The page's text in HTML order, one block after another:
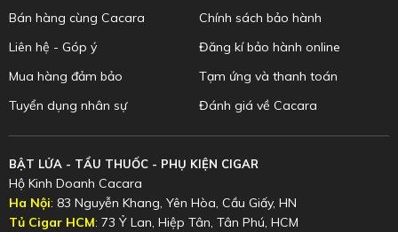
Bán hàng cùng Cacara
Liên hệ - Góp ý
Mua hàng đảm bảo
Tuyển dụng nhân sự
Chính sách bảo hành
Đăng kí bảo hành online
Tạm ứng và thanh toán
Đánh giá về Cacara
BẬT LỬA - TẨU THUỐC - PHỤ KIỆN CIGAR
Hộ Kinh Doanh Cacara
Ha Nội: 83 Nguyễn Khang, Yên Hòa, Cầu Giấy, HN
Tủ Cigar HCM: 73 Ỷ Lan, Hiệp Tân, Tân Phú, HCM